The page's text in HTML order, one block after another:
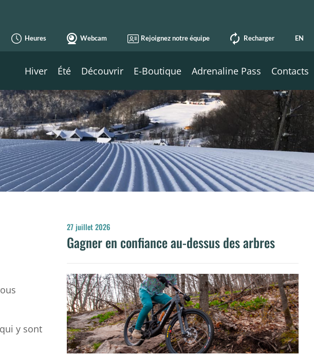
Heures Webcam Rejoignez notre équipe Recharger EN
Hiver Été Découvrir E-Boutique Adrenaline Pass Contacts
y sont
27 juillet 2026
Gagner en confiance au-dessus des arbres